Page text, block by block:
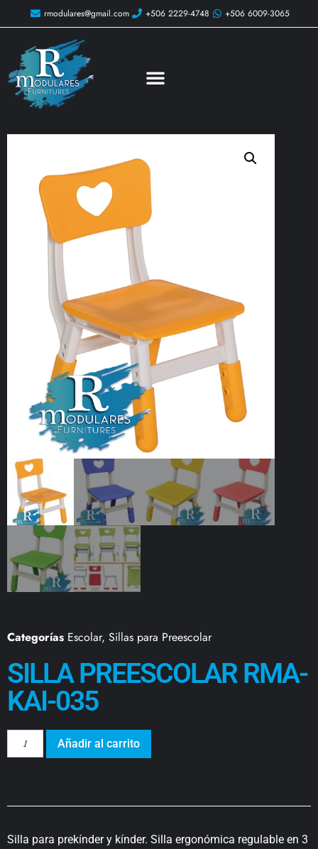
rmodulares@gmail.com +506 2229-4748 +506 6009-3065
Categorías Escolar, Sillas para Preescolar
SILLA PREESCOLAR RMA-
KAI-035
Añadir al carrito
Silla para prekínder y kínder. Silla ergonómica regulable en 3